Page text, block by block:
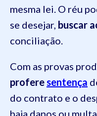
mesma lei. O réu
se desejar, buscar
conciliação.
Com as provas
profere sentença
do contrato e o
haja danos ou